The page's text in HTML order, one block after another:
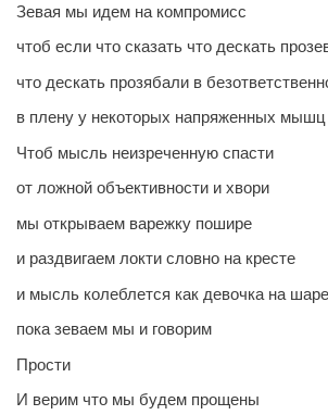
Зевая мы идем на компромисс
чтоб если что сказать что дескать
что дескать прозябали в
в плену у некоторых напряженных мышц
Чтоб мысль неизреченную спасти
от ложной объективности и хвори
мы открываем варежку пошире
и раздвигаем локти словно на кресте
и мысль колеблется как девочка на шаре
пока зеваем мы и говорим
Прости
И верим что мы будем прощены